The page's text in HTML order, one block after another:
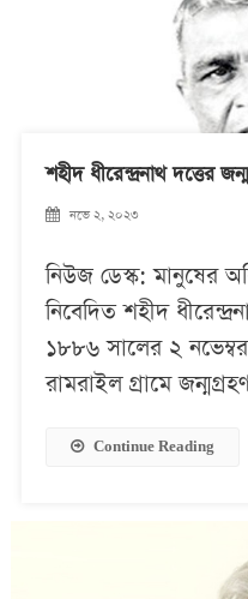
শহীদ ধীরেন্দ্রনাথ দত্তের
নভে ২, ২০২৩
নিউজ ডেস্ক: মানুষের
নিবেদিত শহীদ
১৮৮৬ সালের ২ নভেম্বর
রামরাইল গ্রামে
Continue Reading